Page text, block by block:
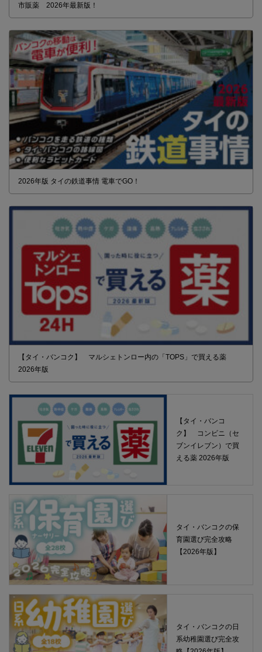
市販薬 2026年最新版！
2026年版 タイの鉄道事情 電車でGO！
【タイ・バンコク】 マルシェトンロー内の「TOPS」で買える薬
2026年版
【タイ・バンコ
ク】 コンビニ（セ
ブンイレブン）で買
える薬 2026年版
タイ・バンコクの保
育園選び完全攻略
【2026年版】
タイ・バンコクの日
系幼稚園選び完全攻